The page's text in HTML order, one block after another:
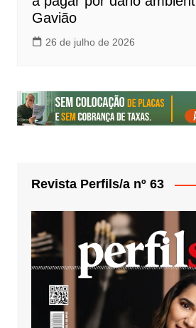
Gavião
26 de julho de 2026
Revista Perfils/a nº 63